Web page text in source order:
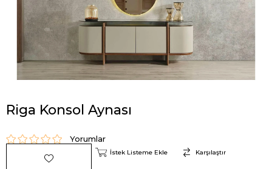
Riga Konsol Aynası
Yorumlar
İstek Listeme Ekle Karşılaştır